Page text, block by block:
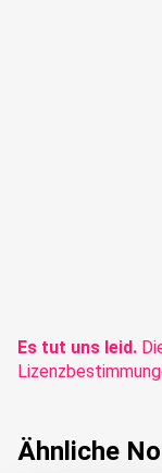
Es tut uns leid.
Ähnliche